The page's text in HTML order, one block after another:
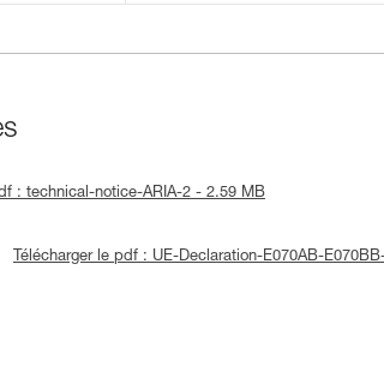
: technical-notice-ARIA-2 - 2.59 MB
Télécharger le pdf : UE-Declaration-E070AB-